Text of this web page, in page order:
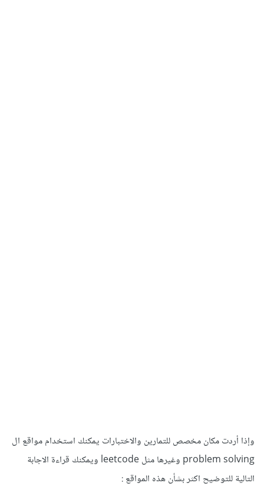
وإذا أردت مكان مخصص للتمارين والاختبارات يمكنك استخدام مواقع ال
problem solving وغيرها مثل leetcode ويمكنك قراءة الاجابة
التالية للتوضيح اكثر بشأن هذه المواقع